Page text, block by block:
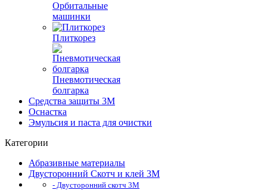
Орбитальные
машинки
Плиткорез
Пневмотическая
болгарка
Средства защиты 3М
Оснастка
Эмульсия и паста для очистки
Категории
Абразивные материалы
Двусторонний Скотч и клей 3М
- Двусторонний скотч 3М